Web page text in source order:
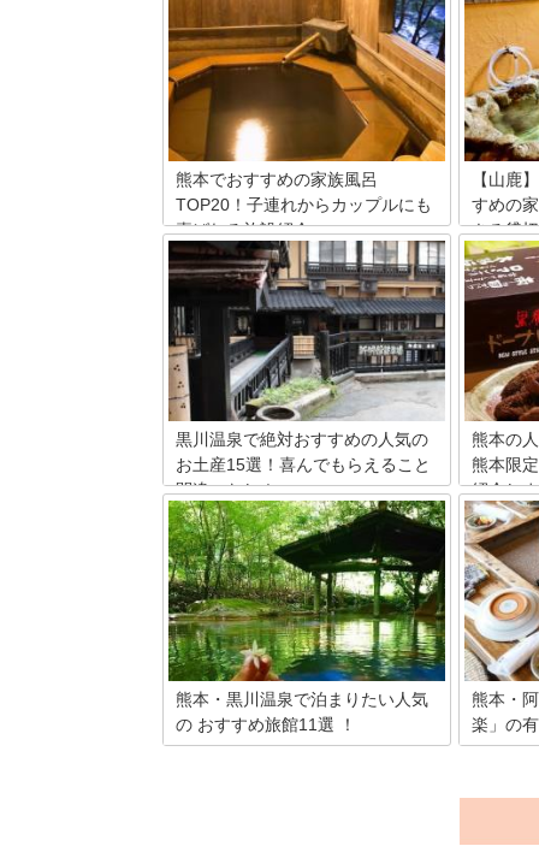
熊本でおすすめの家族風呂
TOP20！子連れからカップルにも
喜ばれる施設紹介
熊本の家族風呂（貸切風呂）を紹介しま
す。熊本には伝統的な大浴場とは違っ
た、貸切専用の家族風呂の施設がいくつ
もあり、プライバシーが保証された中で
ゆったりと湯に浸かることが出来ます。
そんな熊本の家族風呂を20か所厳選。わ
かりやすいランキング形式で紹介しま
す。
【山鹿
すめの
きる貸
熊本県の
ップルや
る施設や
格で露
り、ユ
を満喫し
と、特徴
黒川温泉で絶対おすすめの人気の
お土産15選！喜んでもらえること
間違いなし！
2009年版ミシュラン・グリーンガイド・
ジャポンで2つ星を獲得するなど世界的
にも有名な温泉スポット黒川温泉のお土
産はどんなものがあるのでしょうか。熊
本県阿蘇に位置し雰囲気のある街並みは
そぞろ歩きに最適！そこで手に入れたい
黒川温泉のお土産を厳選しました。
熊本の
熊本限
紹介し
阿蘇山や
る熊本に
銘菓がた
買おうか
ぜひ買っ
を厳選し
熊本・黒川温泉で泊まりたい人気
の おすすめ旅館11選 ！
熊本・
楽」の
今では見
の”つる